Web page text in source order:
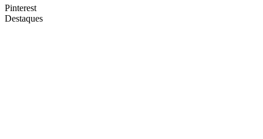
Pinterest
Destaques